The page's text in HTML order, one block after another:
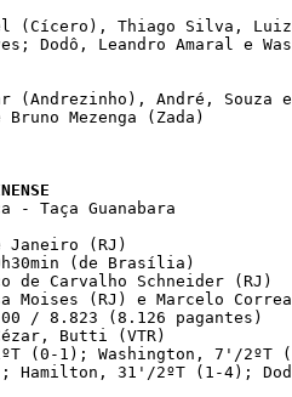
(Cícero), Thiago Silva,
Dodô, Leandro Amaral e
(Andrezinho), André, Souza
Mezenga (Zada)
- Taça Guanabara
Janeiro (RJ)
(de Brasília)
Carvalho Schneider (RJ)
Moises (RJ) e Marcelo
/ 8.823 (8.126 pagantes)
Butti (VTR)
(0-1); Washington, 7'/2ºT
Hamilton, 31'/2ºT (1-4);